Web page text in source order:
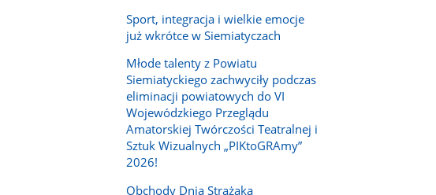
Sport, integracja i wielkie emocje
już wkrótce w Siemiatyczach
Młode talenty z Powiatu
Siemiatyckiego zachwyciły podczas
eliminacji powiatowych do VI
Wojewódzkiego Przeglądu
Amatorskiej Twórczości Teatralnej i
Sztuk Wizualnych „PIKtoGRAmy”
2026!
Obchody Dnia Strażaka